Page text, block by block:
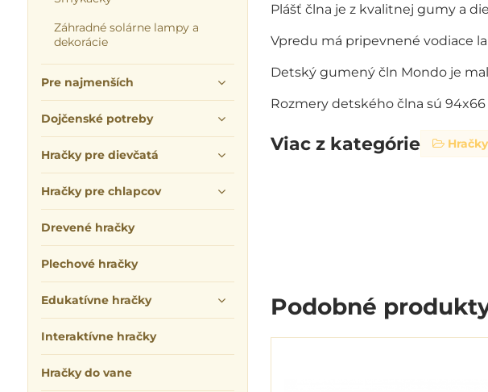
Plášť člna je z kvalitnej gumy a
Vpredu má pripevnené vodiace
Detský gumený čln Mondo je
Rozmery detského člna sú
Viac z kategórie
Podobné
Záhradné solárne lampy a
dekorácie
Pre najmenších
Dojčenské potreby
Hračky pre dievčatá
Hračky pre chlapcov
Drevené hračky
Plechové hračky
Edukatívne hračky
Interaktívne hračky
Hračky do vane